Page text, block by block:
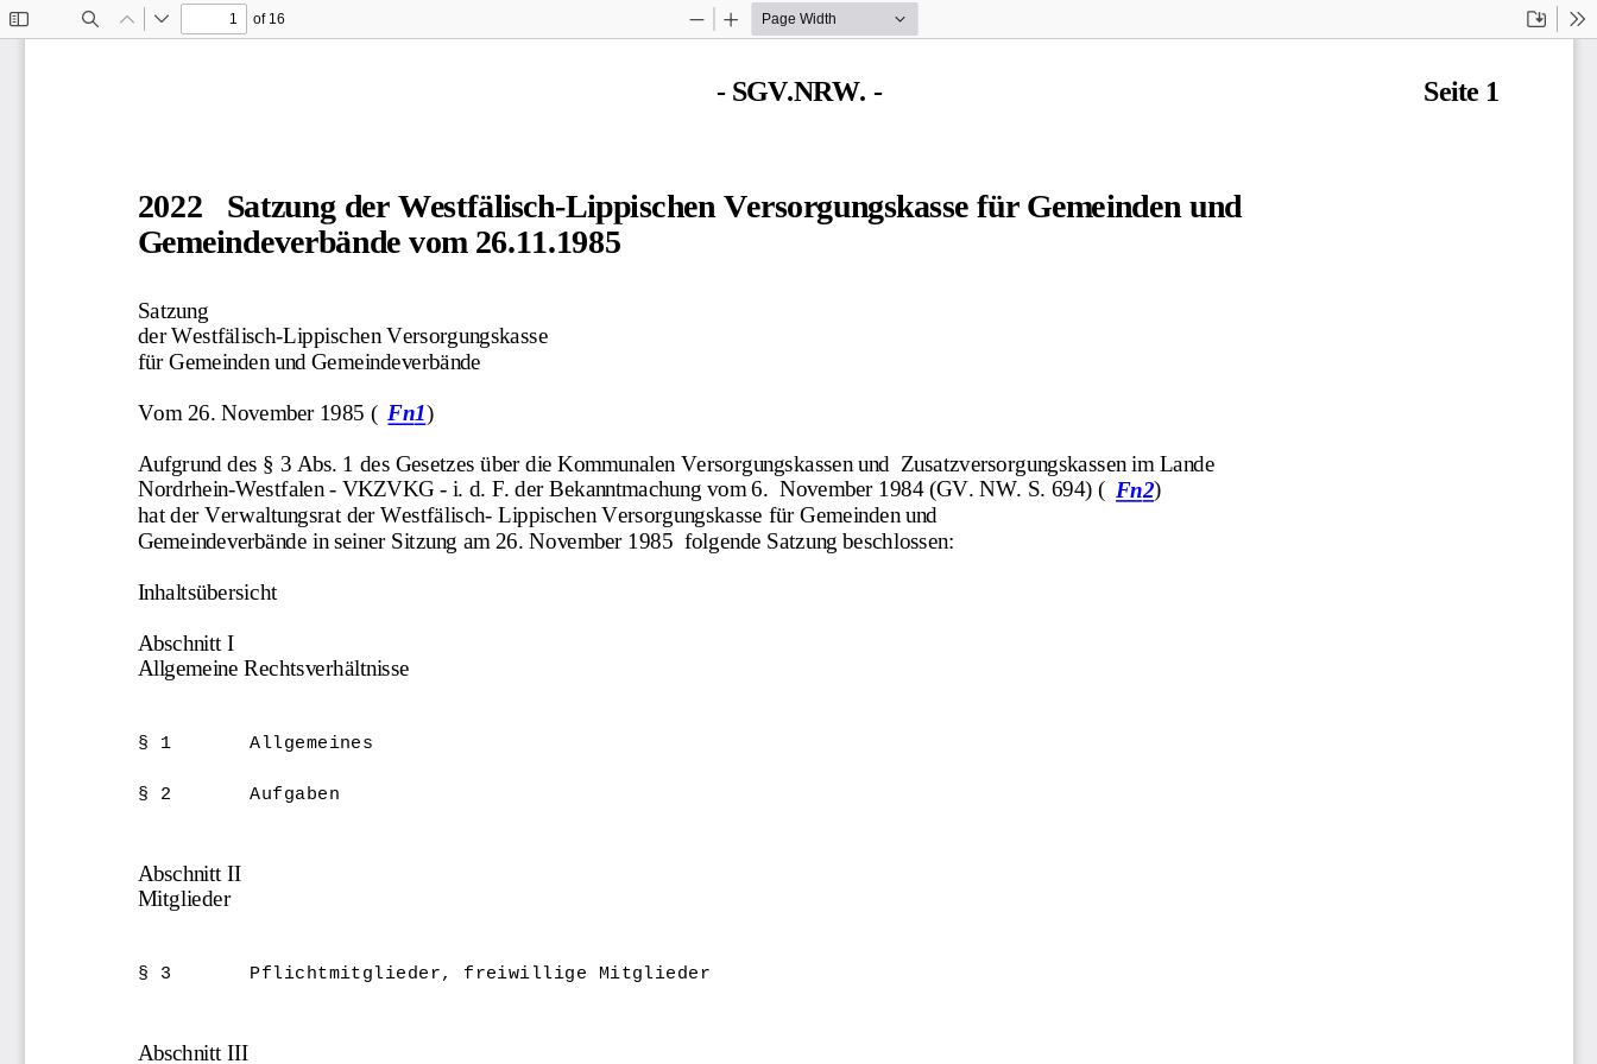
Previous
Next
of 16
Zoom
Zoom
- SGV.NRW. - Seite 1
2022   Satzung der Westfälisch-Lippischen Versorgungskasse für Gemeinden und
Gemeindeverbände vom 26.11.1985
Satzung
der Westfälisch-Lippischen Versorgungskasse
für Gemeinden und Gemeindeverbände
Vom 26. November 1985 ( Fn1)
Aufgrund des § 3 Abs. 1 des Gesetzes über die Kommunalen Versorgungskassen und  Zusatzversorgungskassen im Lande
Nordrhein-Westfalen - VKZVKG - i. d. F. der Bekanntmachung vom 6.  November 1984 (GV. NW. S. 694) ( Fn2)
hat der Verwaltungsrat der Westfälisch- Lippischen Versorgungskasse für Gemeinden und
Gemeindeverbände in seiner Sitzung am 26. November 1985  folgende Satzung beschlossen:
Inhaltsübersicht
Abschnitt I
Allgemeine Rechtsverhältnisse
§ 1       Allgemeines
§ 2       Aufgaben
Abschnitt II
Mitglieder
§ 3       Pflichtmitglieder, freiwillige Mitglieder
Abschnitt III